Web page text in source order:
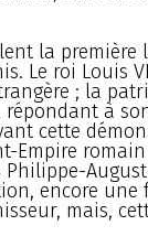
la première
Le roi Louis VI
; la
à
cette
Empire
encore
mais,